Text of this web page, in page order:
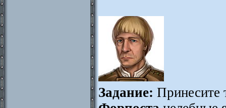
Задание: Принесите